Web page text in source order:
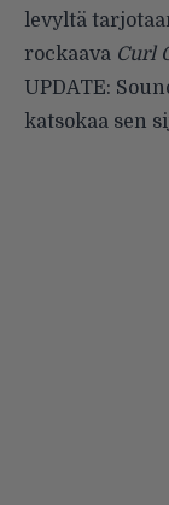
levyltä
rockaava Curl
UPDATE:
katsokaa sen